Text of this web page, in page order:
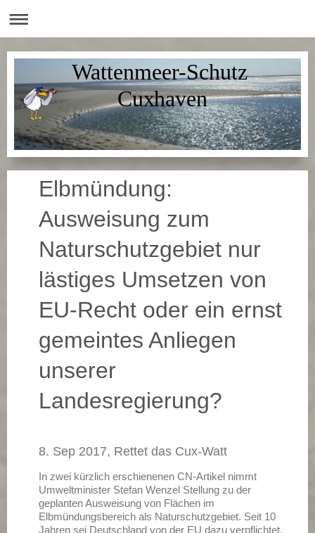
Wattenmeer-Schutz
Cuxhaven
Elbmündung:
Ausweisung zum
Naturschutzgebiet nur
lästiges Umsetzen von
EU-Recht oder ein ernst
gemeintes Anliegen
unserer
Landesregierung?
8. Sep 2017, Rettet das Cux-Watt
In zwei kürzlich erschienenen CN-Artikel nimmt
Umweltminister Stefan Wenzel Stellung zu der
geplanten Ausweisung von Flächen im
Elbmündungsbereich als Naturschutzgebiet. Seit 10
Jahren sei Deutschland von der EU dazu verpflichtet,